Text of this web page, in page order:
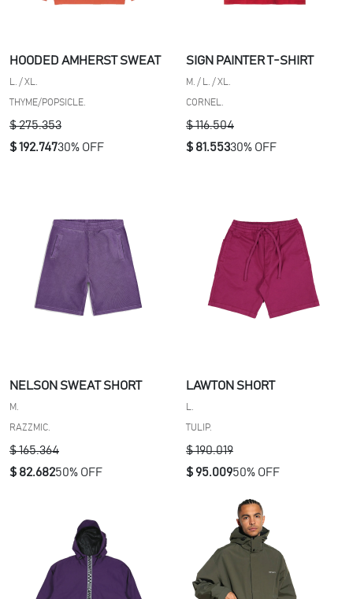
HOODED AMHERST SWEAT
L. / XL.
THYME/POPSICLE.
$ 275.353
$ 192.74730% OFF
SIGN PAINTER T-SHIRT
M. / L. / XL.
CORNEL.
$ 116.504
$ 81.55330% OFF
NELSON SWEAT SHORT
M.
RAZZMIC.
$ 165.364
$ 82.68250% OFF
LAWTON SHORT
TULIP.
$ 190.019
$ 95.00950% OFF